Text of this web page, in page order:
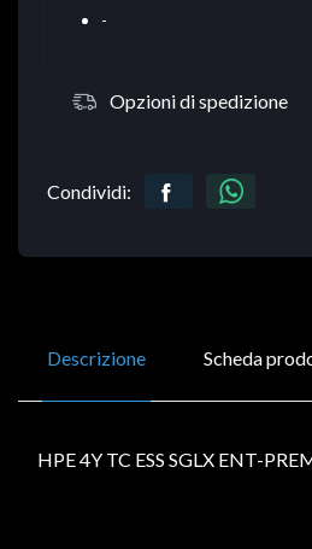
-
Opzioni di spedizione
Condividi:
Descrizione Scheda
HPE 4Y TC ESS SGLX ENT-